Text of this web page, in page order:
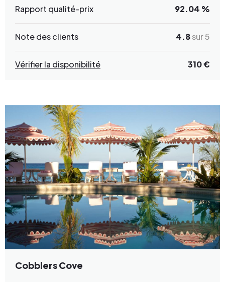
Rapport qualité-prix 92.04 %
Note des clients 4.8sur 5
Vérifier la disponibilité 310 €
Cobblers Cove